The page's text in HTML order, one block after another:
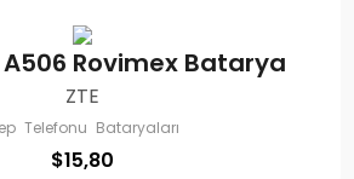
A506 Rovimex Batarya
ZTE
Telefonu Bataryaları
$15,80